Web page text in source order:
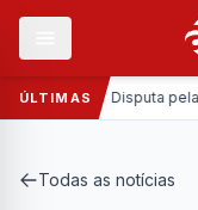
ÚLTIMAS
Política:Disputa pela
Todas as notícias